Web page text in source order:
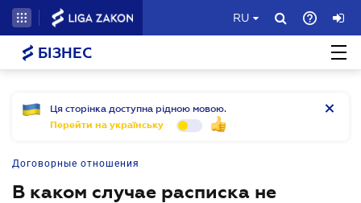
RU
БІЗНЕС
Ця сторінка доступна рідною мовою.
Перейти на українську
Договорные отношения
В каком случае расписка не